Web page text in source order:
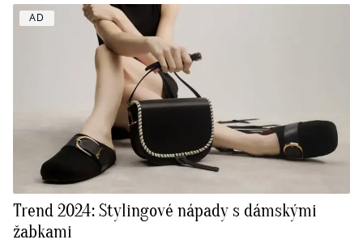
AD
Trend 2024: Stylingové nápady s dámskými
žabkami